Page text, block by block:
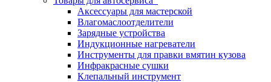
Аксессуары для мастерской
Влагомаслоотделители
Зарядные устройства
Индукционные нагреватели
Инструменты для правки вмятин кузова
Инфракрасные сушки
Клепальный инструмент